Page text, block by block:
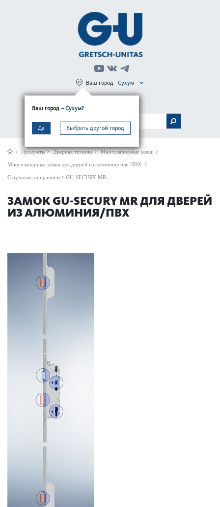
Ваш город – Сухум?
Да Выбрать другой город
Ваш город Сухум
МЕНЮ
Продукты Дверная техника Многозапорные замки
Многозапорные замки для дверей из алюминия или ПВХ
С ручным запиранием GU-SECURY MR
ЗАМОК GU-SECURY MR ДЛЯ ДВЕРЕЙ
ИЗ АЛЮМИНИЯ/ПВХ